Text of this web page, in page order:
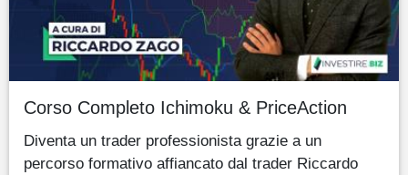
Corso Completo Ichimoku & PriceAction
Diventa un trader professionista grazie a un
percorso formativo affiancato dal trader Riccardo